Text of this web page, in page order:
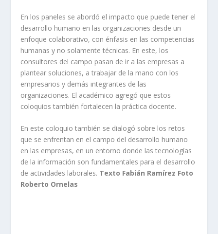
En los paneles se abordó el impacto que puede tener el
desarrollo humano en las organizaciones desde un
enfoque colaborativo, con énfasis en las competencias
humanas y no solamente técnicas. En este, los
consultores del campo pasan de ir a las empresas a
plantear soluciones, a trabajar de la mano con los
empresarios y demás integrantes de las
organizaciones. El académico agregó que estos
coloquios también fortalecen la práctica docente.
En este coloquio también se dialogó sobre los retos
que se enfrentan en el campo del desarrollo humano
en las empresas, en un entorno donde las tecnologías
de la información son fundamentales para el desarrollo
de actividades laborales. Texto Fabián Ramírez Foto
Roberto Ornelas